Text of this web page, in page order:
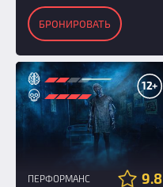
БРОНИРОВАТЬ
12+
ПЕРФОРМАНС 9.8